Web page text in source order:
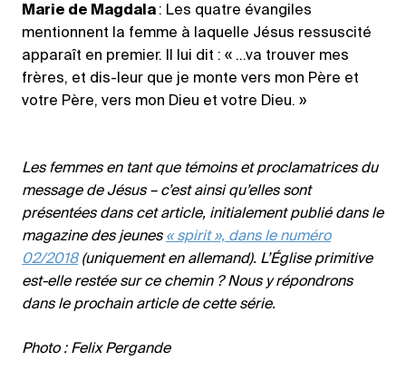
Marie de Magdala : Les quatre évangiles
mentionnent la femme à laquelle Jésus ressuscité
apparaît en premier. Il lui dit : « …va trouver mes
frères, et dis-leur que je monte vers mon Père et
votre Père, vers mon Dieu et votre Dieu. »
Les femmes en tant que témoins et proclamatrices du
message de Jésus – c’est ainsi qu’elles sont
présentées dans cet article, initialement publié dans le
magazine des jeunes « spirit », dans le numéro
02/2018(uniquement en allemand). L’Église primitive
est-elle restée sur ce chemin ? Nous y répondrons
dans le prochain article de cette série.
Photo : Felix Pergande